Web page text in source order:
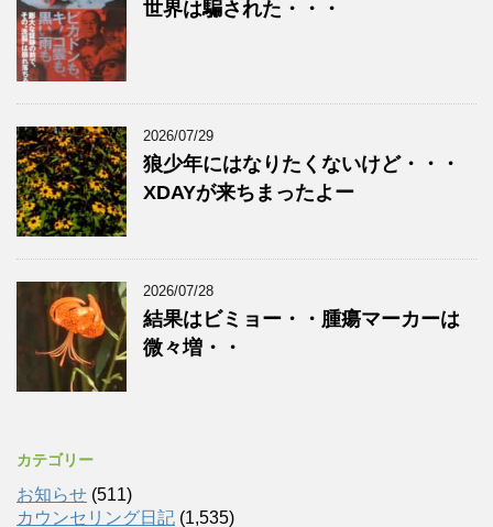
世界は騙された・・・
2026/07/29
狼少年にはなりたくないけど・・・
XDAYが来ちまったよー
2026/07/28
結果はビミョー・・腫瘍マーカーは
微々増・・
カテゴリー
お知らせ (511)
カウンセリング日記 (1,535)